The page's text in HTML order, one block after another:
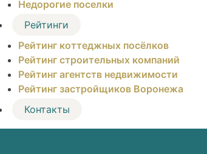
Недорогие поселки
Рейтинги
Рейтинг коттеджных посёлков
Рейтинг строительных компаний
Рейтинг агентств недвижимости
Рейтинг застройщиков Воронежа
Контакты